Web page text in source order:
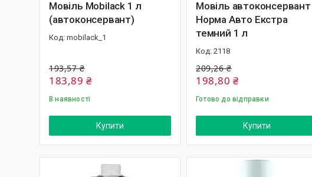
Мовіль Mobilack 1 л
(автоконсервант)
mobilack_1
193,57 ₴
183,89 ₴
В наявності
Купити
Мовіль автоконсервант
Норма Авто Екстра
темний 1 л
2118
209,26 ₴
198,80 ₴
Готово до відправки
Купити